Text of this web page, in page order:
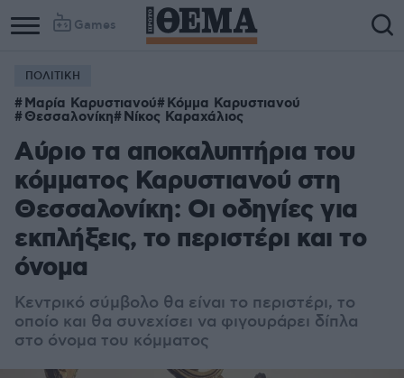
Games
ΠΟΛΙΤΙΚΗ
Μαρία Καρυστιανού Κόμμα Καρυστιανού
Θεσσαλονίκη Νίκος Καραχάλιος
Αύριο τα αποκαλυπτήρια του
κόμματος Καρυστιανού στη
Θεσσαλονίκη: Οι οδηγίες για
εκπλήξεις, το περιστέρι και το
όνομα
Κεντρικό σύμβολο θα είναι το περιστέρι, το
οποίο και θα συνεχίσει να φιγουράρει δίπλα
στο όνομα του κόμματος